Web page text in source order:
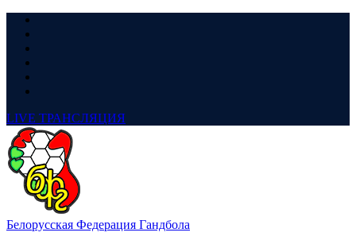
LIVE ТРАНСЛЯЦИЯ
Белорусская Федерация Гандбола